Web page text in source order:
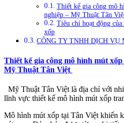
Thiết kế gia công mô
nghiệp – Mỹ Thuật Tân
Tiêu chí hoạt động
xốp
CÔNG TY TNHH DỊCH
Thiết kế gia công mô hình mút
Mỹ Thuật Tân Việt
Mỹ Thuật Tân Việt là địa chỉ với
lĩnh vực thiết kế mô hình mút xốp
Mô hình mút xốp tại Tân Việt khiến